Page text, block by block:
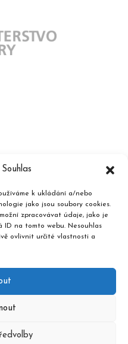
k ukládání a/nebo
jako jsou soubory cookies.
zpracovávat údaje, jako je
ID na tomto webu. Nesouhlas
ovlivnit určité vlastnosti a